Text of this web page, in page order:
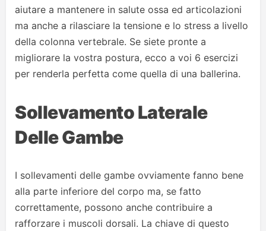
aiutare a mantenere in salute ossa ed articolazioni
ma anche a rilasciare la tensione e lo stress a livello
della colonna vertebrale. Se siete pronte a
migliorare la vostra postura, ecco a voi 6 esercizi
per renderla perfetta come quella di una ballerina.
Sollevamento Laterale
Delle Gambe
I sollevamenti delle gambe ovviamente fanno bene
alla parte inferiore del corpo ma, se fatto
correttamente, possono anche contribuire a
rafforzare i muscoli dorsali. La chiave di questo